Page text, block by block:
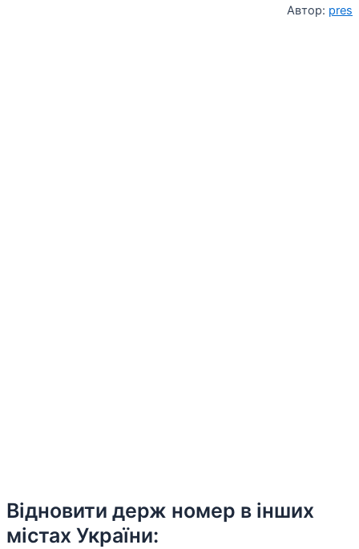
Автор: pres
Відновити держ номер в інших
містах України: